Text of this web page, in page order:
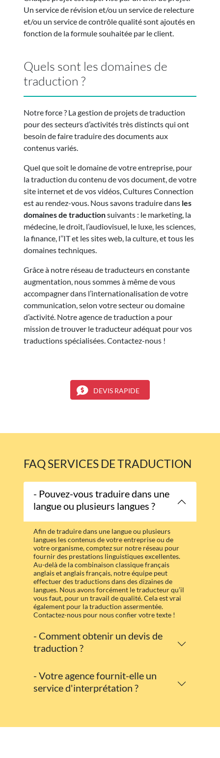
Un service de révision et/ou un service de relecture
et/ou un service de contrôle qualité sont ajoutés en
fonction de la formule souhaitée par le client.
Quels sont les domaines de
traduction ?
Notre force ? La gestion de projets de traduction
pour des secteurs d’activités très distincts qui ont
besoin de faire traduire des documents aux
contenus variés.
Quel que soit le domaine de votre entreprise, pour
la traduction du contenu de vos document, de votre
site internet et de vos vidéos, Cultures Connection
est au rendez-vous. Nous savons traduire dans les
domaines de traductionsuivants : le marketing, la
médecine, le droit, l’audiovisuel, le luxe, les sciences,
la finance, l’’IT et les sites web, la culture, et tous les
domaines techniques.
Grâce à notre réseau de traducteurs en constante
augmentation, nous sommes à même de vous
accompagner dans l’internationalisation de votre
communication, selon votre secteur ou domaine
d’activité. Notre agence de traduction a pour
mission de trouver le traducteur adéquat pour vos
traductions spécialisées. Contactez-nous !
DEVIS RAPIDE
FAQ SERVICES DE TRADUCTION
- Pouvez-vous traduire dans une
langue ou plusieurs langues ?
Afin de traduire dans une langue ou plusieurs
langues les contenus de votre entreprise ou de
votre organisme, comptez sur notre réseau pour
fournir des prestations linguistiques excellentes.
Au-delà de la combinaison classique français
anglais et anglais français, notre équipe peut
effectuer des traductions dans des dizaines de
langues. Nous avons forcément le traducteur qu’il
vous faut, pour un travail de qualité. Cela est vrai
également pour la traduction assermentée.
Contactez-nous pour nous confier votre texte !
- Comment obtenir un devis de
traduction ?
- Votre agence fournit-elle un
service d'interprétation ?